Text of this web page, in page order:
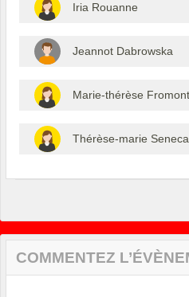
Iria Rouanne
Jeannot Dabrowska
Marie-thérèse Fromont
Thérèse-marie
COMMENTEZ